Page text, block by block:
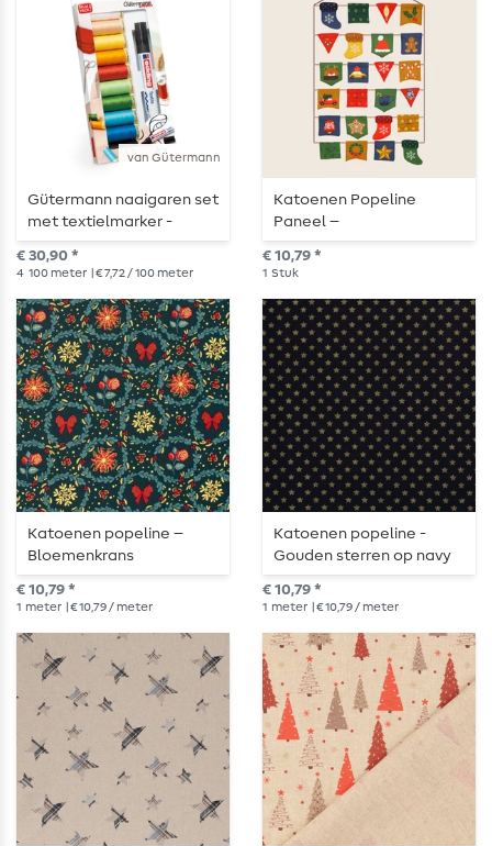
van Gütermann
Gütermann naaigaren set
met textielmarker -
10x100m
€ 30,90 *
4 100 meter | € 7,72 / 100 meter
Katoenen Popeline
Paneel –
Adventskalender
Multicolor
€ 10,79 *
1 Stuk
Katoenen popeline –
Bloemenkrans
dennengroen goud
€ 10,79 *
1 meter | € 10,79 / meter
Katoenen popeline -
Gouden sterren op navy
€ 10,79 *
1 meter | € 10,79 / meter